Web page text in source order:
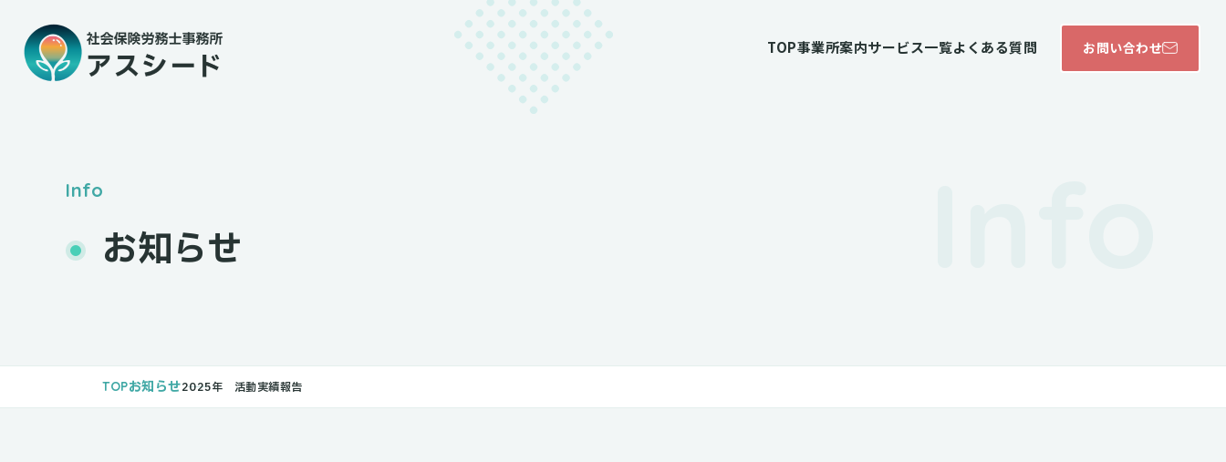
TOP事業所案内サービス一覧よくある質問 お問い合わせ
Info
お知らせ
TOPお知らせ2025年 活動実績報告